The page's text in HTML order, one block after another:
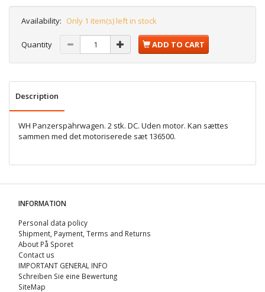
Availability: Only 1 item(s) left in stock
Quantity ADD TO CART
Description
WH Panzerspährwagen. 2 stk. DC. Uden motor. Kan sættes
sammen med det motoriserede sæt 136500.
INFORMATION
Personal data policy
Shipment, Payment, Terms and Returns
About På Sporet
Contact us
IMPORTANT GENERAL INFO
Schreiben Sie eine Bewertung
SiteMap